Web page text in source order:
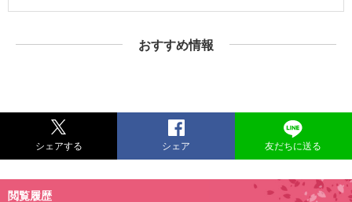
おすすめ情報
シェアする シェア 友だちに送る
閲覧履歴